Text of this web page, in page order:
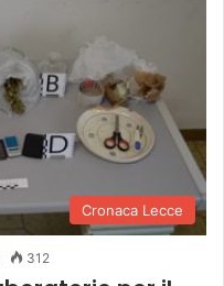
Cronaca Lecce
312